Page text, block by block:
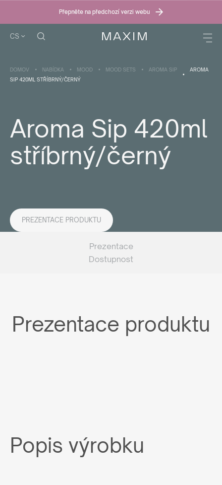
Přepněte na předchozí verzi webu
CS
DOMOV NABÍDKA MOOD MOOD SETS AROMA SIP
AROMA
SIP 420ML STŘÍBRNÝ/ČERNÝ
Aroma Sip 420ml
stříbrný/černý
PREZENTACE PRODUKTU
Prezentace
Dostupnost
Prezentace produktu
Popis výrobku